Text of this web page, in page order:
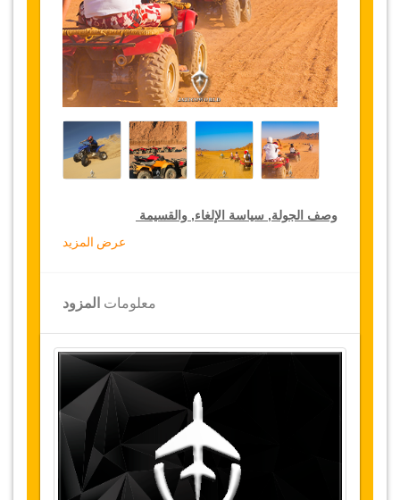
وصف الجولة, سياسة الإلغاء, والقسيمة
تقدم جازيكوورلد 10 % تخفيضات على الجولات
الخاصة في جميع أنحاء تونس, اضغط على رابط
الذهاب إلى تفاصيل الخصم لتختار جولتك الخاصة
المخفضة لمدة سنة
توفر جازيكوورلد رحلات كواد لاكتشاف سحر جزيرة
جربة. سيرافقكم أدلة عبر مسار محدد داخل الجزيرة
سيمكنكم من الاطلاع على البيوت التقليدية وبساتين
النخيل وأشجار الزيتون. وسيتم تقديم المشروبات خلال
عرض المزيد
معلومات المزود